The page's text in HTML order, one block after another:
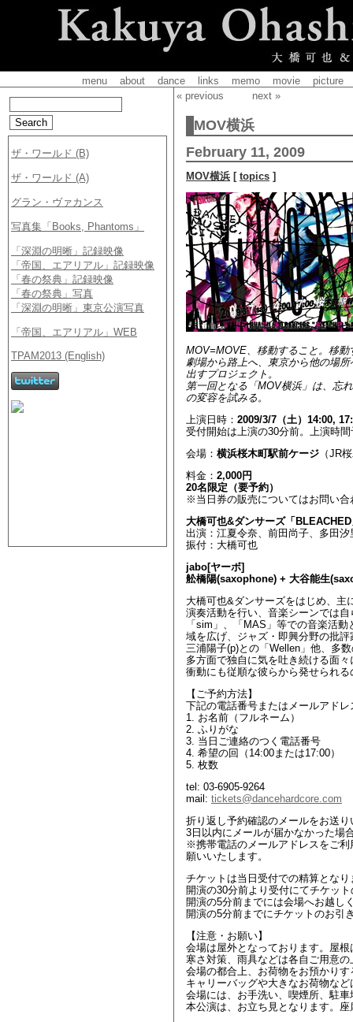
menu about dance links memo movie
picture
« previous
next »
MOV横浜
February 11, 2009
MOV横浜 [ topics ]
MOV=MOVE、移動すること。移
劇場から路上へ、東京から他の場
出すプロジェクト。
第一回となる「MOV横浜」は、忘
の変容を試みる。
上演日時： 2009/3/7（土）14:00,
受付開始は上演の30分前。上演時
会場： 横浜桜木町駅前ケージ （JR
料金： 2,000円
20名限定（要予約）
※当日券の販売についてはお問い合
大橋可也&ダンサーズ「
出演：江夏令奈、前田尚子、多田
振付：大橋可也
jabo[ヤーボ]
舩橋陽(saxophone) + 大谷能生
大橋可也&ダンサーズをはじめ、主
演奏活動を行い、音楽シーンでは
「sim」、「MAS」等での音楽活
域を広げ、ジャズ・即興分野の批
三浦陽子(p)との「Wellen」他、多
多方面で独自に気を吐き続ける面
衝動にも従順な彼らから発せられ
【ご予約方法】
下記の電話番号またはメールアド
1. お名前（フルネーム）
2. ふりがな
3. 当日ご連絡のつく電話番号
4. 希望の回（14:00または17:00）
5. 枚数
tel: 03-6905-9264
mail: tickets@dancehardcore.com
折り返し予約確認のメールをお送り
3日以内にメールが届かなかった場
※携帯電話のメールアドレスをご
願いいたします。
チケットは当日受付での精算となり
開演の30分前より受付にてチケッ
開演の5分前までには会場へお越し
開演の5分前までにチケットのお引
【注意・お願い】
会場は屋外となっております。屋
寒さ対策、雨具などは各自ご用意
会場の都合上、お荷物をお預かり
キャリーバッグや大きなお荷物な
会場には、お手洗い、喫煙所、駐
本公演は、お立ち見となります。